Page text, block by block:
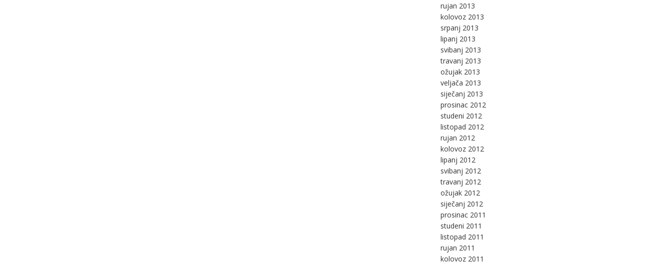
rujan 2013
kolovoz 2013
srpanj 2013
lipanj 2013
svibanj 2013
travanj 2013
ožujak 2013
veljača 2013
siječanj 2013
prosinac 2012
studeni 2012
listopad 2012
rujan 2012
kolovoz 2012
lipanj 2012
svibanj 2012
travanj 2012
ožujak 2012
siječanj 2012
prosinac 2011
studeni 2011
listopad 2011
rujan 2011
kolovoz 2011